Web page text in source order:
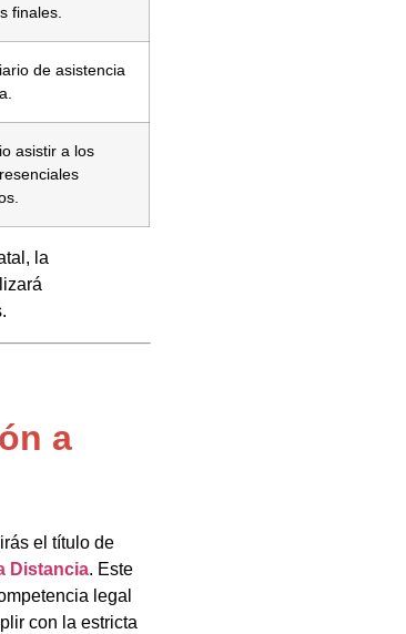
finales.
de asistencia
asistir a los
la
a
el título de
Distancia. Este
legal
con la estricta